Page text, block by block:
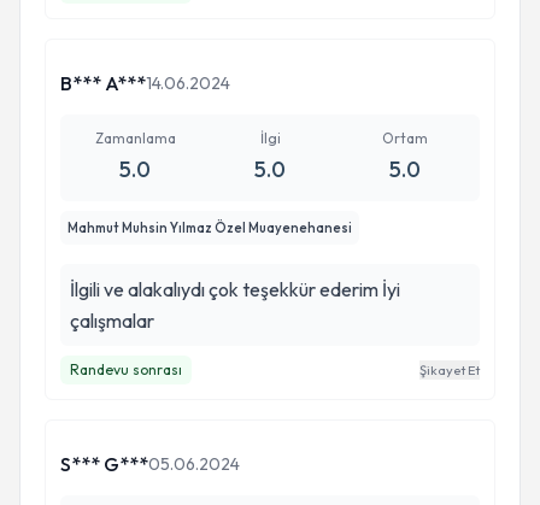
B*** A***14.06.2024
Zamanlama
5.0
İlgi
5.0
Ortam
5.0
Mahmut Muhsin Yılmaz Özel Muayenehanesi
İlgili ve alakalıydı çok teşekkür ederim İyi
çalışmalar
Randevu sonrası Şikayet Et
S*** G***05.06.2024